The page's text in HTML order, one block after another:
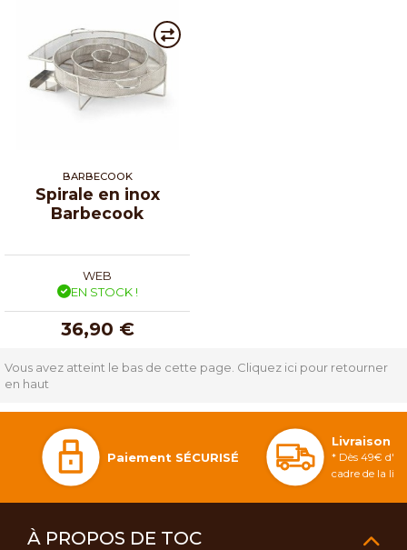
BARBECOOK
Spirale en inox
Barbecook
WEB
EN STOCK !
36,90 €
Vous avez atteint le bas de cette page. Cliquez ici pour retourner
en haut
Paiement SÉCURISÉ
Livraison
* Dès 49€
cadre de la
À PROPOS DE TOC